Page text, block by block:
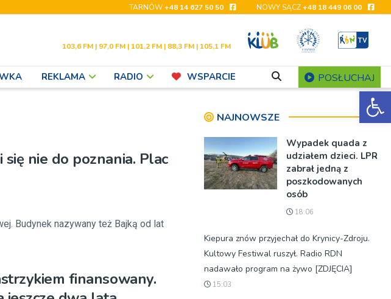
TARNÓW+48 14 627 50 50 NOWY SĄCZ+48 18 449 06 00
103,6 FM | 97,0 FM | 101,2 FM | 88,3 FM | 105,1 FM
REKLAMA RADIO WSPARCIE POSŁUCHAJ
nie do poznania. Plac
Budynek nazywany też Bajką od lat
finansowany.
NAJNOWSZE
Wypadek quada z
udziałem dzieci. LPR
zabrał jedną z
poszkodowanych
osób
18:06
Kiepura znów przyjechał do Krynicy-Zdroju.
Kultowy Festiwal ruszył. Radio RDN
nadawało program na żywo [ZDJĘCIA]
15:03